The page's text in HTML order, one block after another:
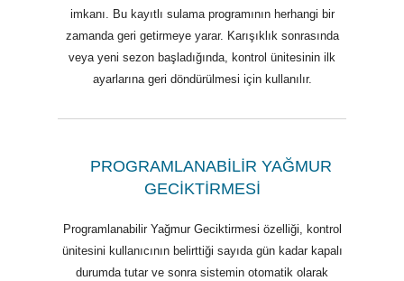
imkanı. Bu kayıtlı sulama programının herhangi bir
zamanda geri getirmeye yarar. Karışıklık sonrasında
veya yeni sezon başladığında, kontrol ünitesinin ilk
ayarlarına geri döndürülmesi için kullanılır.
PROGRAMLANABİLİR YAĞMUR
GECİKTİRMESİ
Programlanabilir Yağmur Geciktirmesi özelliği, kontrol
ünitesini kullanıcının belirttiği sayıda gün kadar kapalı
durumda tutar ve sonra sistemin otomatik olarak